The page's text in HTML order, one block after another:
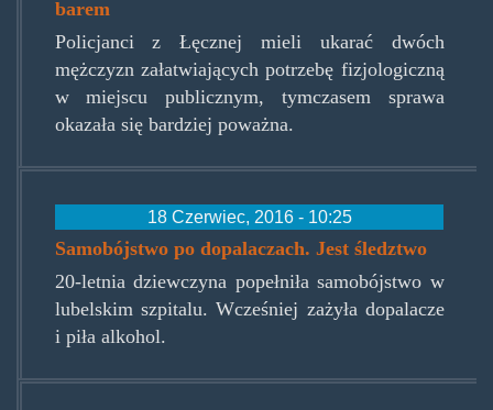
barem
Policjanci z Łęcznej mieli ukarać dwóch
mężczyzn załatwiających potrzebę fizjologiczną
w miejscu publicznym, tymczasem sprawa
okazała się bardziej poważna.
18 Czerwiec, 2016 - 10:25
Samobójstwo po dopalaczach. Jest śledztwo
20-letnia dziewczyna popełniła samobójstwo w
lubelskim szpitalu. Wcześniej zażyła dopalacze
i piła alkohol.